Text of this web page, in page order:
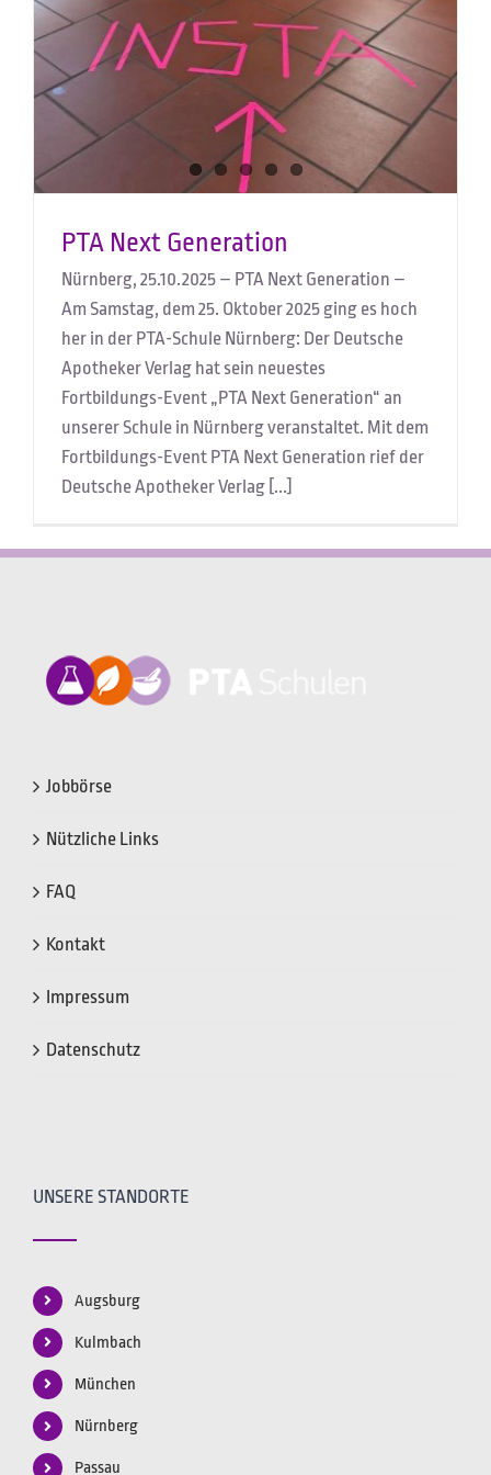
PTA Next Generation
Nürnberg, 25.10.2025 – PTA Next Generation –
Am Samstag, dem 25. Oktober 2025 ging es hoch
her in der PTA-Schule Nürnberg: Der Deutsche
Apotheker Verlag hat sein neuestes
Fortbildungs-Event „PTA Next Generation“ an
unserer Schule in Nürnberg veranstaltet. Mit dem
Fortbildungs-Event PTA Next Generation rief der
Deutsche Apotheker Verlag [...]
Jobbörse
Nützliche Links
FAQ
Kontakt
Impressum
Datenschutz
UNSERE STANDORTE
Augsburg
Kulmbach
München
Nürnberg
Passau